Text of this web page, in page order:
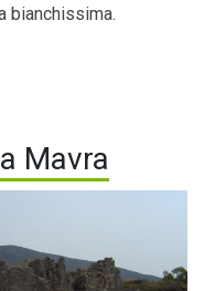
bianchissima.
Mavra